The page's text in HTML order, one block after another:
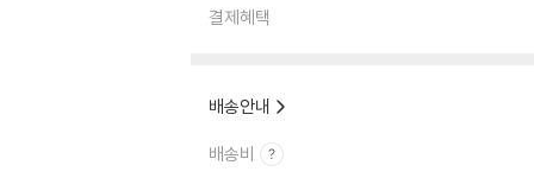
결제혜택
배송안내
배송비